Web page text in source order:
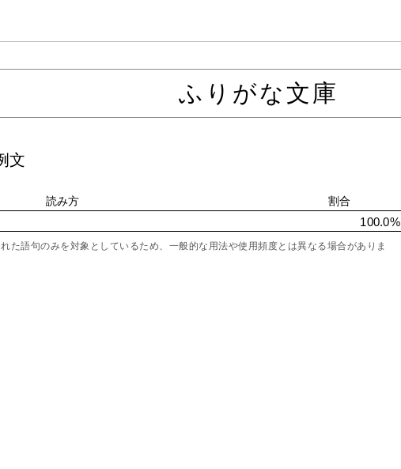
ふりがな文庫
文
読み方 割合
100.0%
た語句のみを対象としているため、一般的な用法や使用頻度とは異なる場合がありま